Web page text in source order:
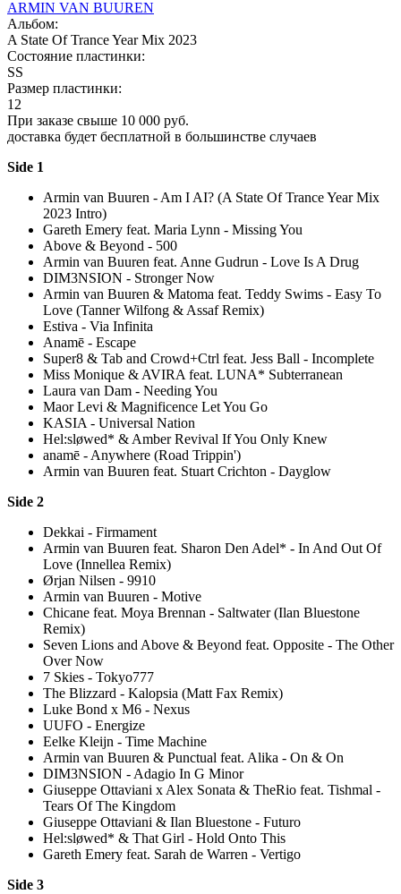
ARMIN VAN BUUREN
Альбом:
A State Of Trance Year Mix 2023
Состояние пластинки:
SS
Размер пластинки:
12
При заказе свыше 10 000 руб.
доставка будет бесплатной в большинстве случаев
Side 1
Armin van Buuren - Am I AI? (A State Of Trance Year Mix
2023 Intro)
Gareth Emery feat. Maria Lynn - Missing You
Above & Beyond - 500
Armin van Buuren feat. Anne Gudrun - Love Is A Drug
DIM3NSION - Stronger Now
Armin van Buuren & Matoma feat. Teddy Swims - Easy To
Love (Tanner Wilfong & Assaf Remix)
Estiva - Via Infinita
Anamē - Escape
Super8 & Tab and Crowd+Ctrl feat. Jess Ball - Incomplete
Miss Monique & AVIRA feat. LUNA* Subterranean
Laura van Dam - Needing You
Maor Levi & Magnificence Let You Go
KASIA - Universal Nation
Hel:sløwed* & Amber Revival If You Only Knew
anamē - Anywhere (Road Trippin')
Armin van Buuren feat. Stuart Crichton - Dayglow
Side 2
Dekkai - Firmament
Armin van Buuren feat. Sharon Den Adel* - In And Out Of
Love (Innellea Remix)
Ørjan Nilsen - 9910
Armin van Buuren - Motive
Chicane feat. Moya Brennan - Saltwater (Ilan Bluestone
Remix)
Seven Lions and Above & Beyond feat. Opposite - The Other
Over Now
7 Skies - Tokyo777
The Blizzard - Kalopsia (Matt Fax Remix)
Luke Bond x M6 - Nexus
UUFO - Energize
Eelke Kleijn - Time Machine
Armin van Buuren & Punctual feat. Alika - On & On
DIM3NSION - Adagio In G Minor
Giuseppe Ottaviani x Alex Sonata & TheRio feat. Tishmal -
Tears Of The Kingdom
Giuseppe Ottaviani & Ilan Bluestone - Futuro
Hel:sløwed* & That Girl - Hold Onto This
Gareth Emery feat. Sarah de Warren - Vertigo
Side 3